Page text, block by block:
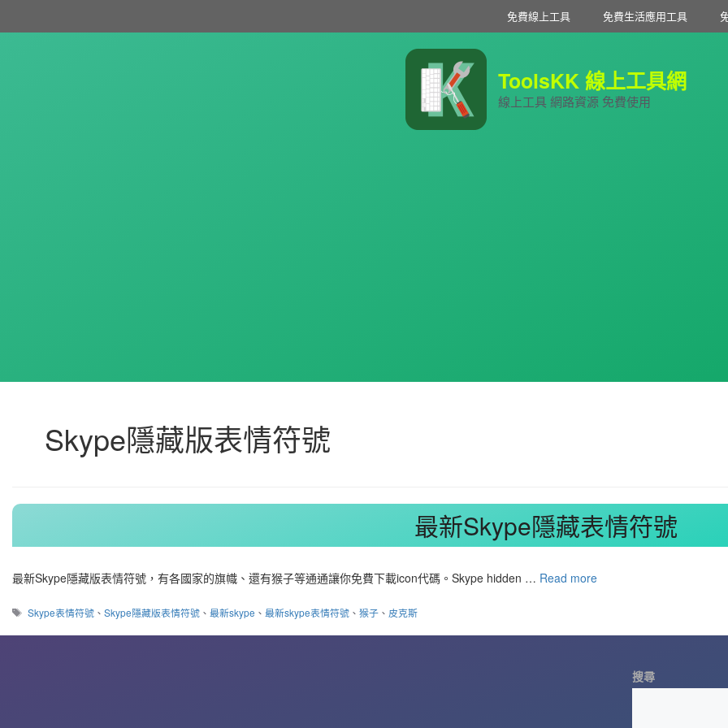
免費線上工具 免費生活應用工具
ToolsKK 線上工具網
線上工具 網路資源 免費使用
Skype隱藏版表情符號
最新Skype隱藏表情符號
最新Skype隱藏版表情符號，有各國家的旗幟、還有猴子等通通讓你免費下載icon代碼。Skype hidden … Read more
標
Skype表情符號 、Skype隱藏版表情符號 、最新skype 、最新skype表情符號 、猴子 、 皮克斯
搜尋